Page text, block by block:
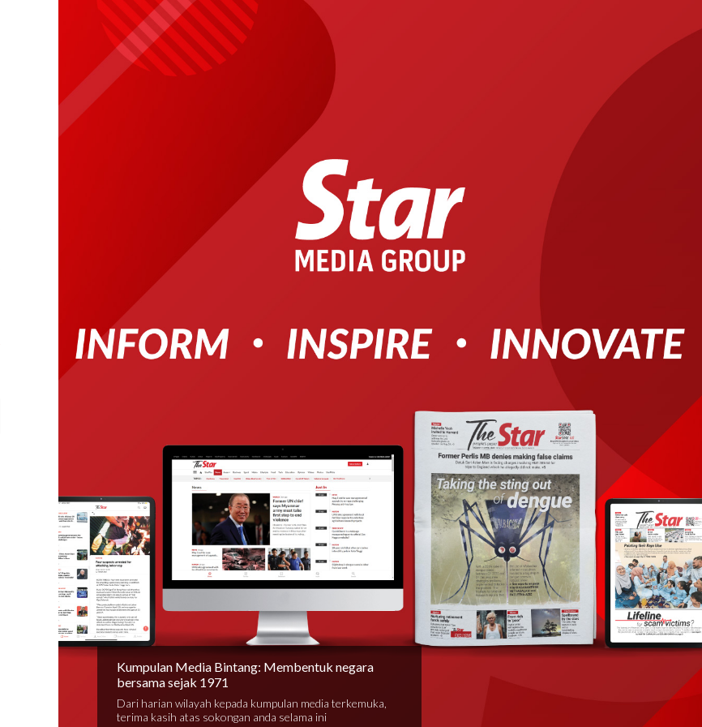
Kumpulan Media Bintang: Membentuk negara
bersama sejak 1971
Dari harian wilayah kepada kumpulan media terkemuka,
terima kasih atas sokongan anda selama ini